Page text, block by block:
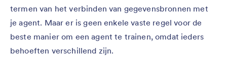
termen van het verbinden van gegevensbronnen met
je agent. Maar er is geen enkele vaste regel voor de
beste manier om een agent te trainen, omdat ieders
behoeften verschillend zijn.